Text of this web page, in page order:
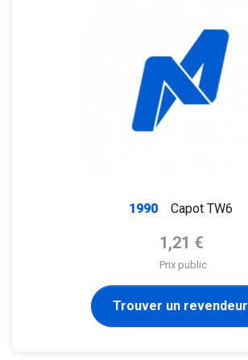
1990
Capot TW6
Prix de base
1,21 €
Prix public
Trouver un revendeur